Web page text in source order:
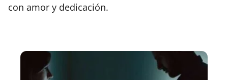
con amor y dedicación.